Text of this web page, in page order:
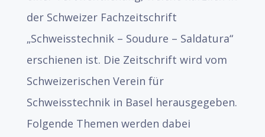
der Schweizer Fachzeitschrift
„Schweisstechnik – Soudure – Saldatura“
erschienen ist. Die Zeitschrift wird vom
Schweizerischen Verein für
Schweisstechnik in Basel herausgegeben.
Folgende Themen werden dabei